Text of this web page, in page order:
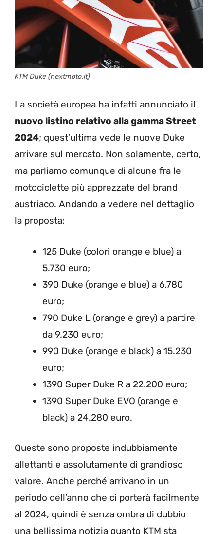
KTM Duke (nextmoto.it)
La società europea ha infatti annunciato il
nuovo listino relativo alla gamma Street
2024; quest’ultima vede le nuove Duke
arrivare sul mercato. Non solamente, certo,
ma parliamo comunque di alcune fra le
motociclette più apprezzate del brand
austriaco. Andando a vedere nel dettaglio
la proposta:
125 Duke (colori orange e blue) a
5.730 euro;
390 Duke (orange e blue) a 6.780
euro;
790 Duke L (orange e grey) a partire
da 9.230 euro;
990 Duke (orange e black) a 15.230
euro;
1390 Super Duke R a 22.200 euro;
1390 Super Duke EVO (orange e
black) a 24.280 euro.
Queste sono proposte indubbiamente
allettanti e assolutamente di grandioso
valore. Anche perché arrivano in un
periodo dell’anno che ci porterà facilmente
al 2024, quindi è senza ombra di dubbio
una bellissima notizia quanto KTM sta